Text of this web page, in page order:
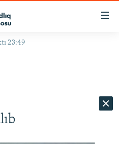
23:49